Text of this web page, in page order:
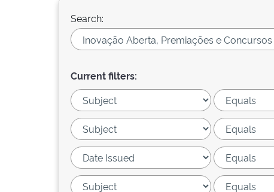
Search:
Current filters: